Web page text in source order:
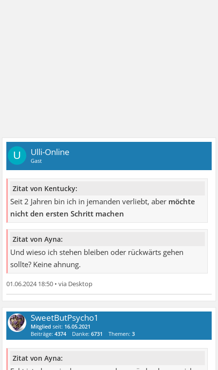
U Ulli-Online
Gast
Zitat von Kentucky:
Seit 2 Jahren bin ich in jemanden verliebt, aber möchte
nicht den ersten Schritt machen
Zitat von Ayna:
Und wieso ich stehen bleiben oder rückwärts gehen
sollte? Keine ahnung.
01.06.2024 18:50 •
SweetButPsycho1
Mitglied seit: 16.05.2021
Beiträge:4374 Danke:6731 Themen:3
Zitat von Ayna: